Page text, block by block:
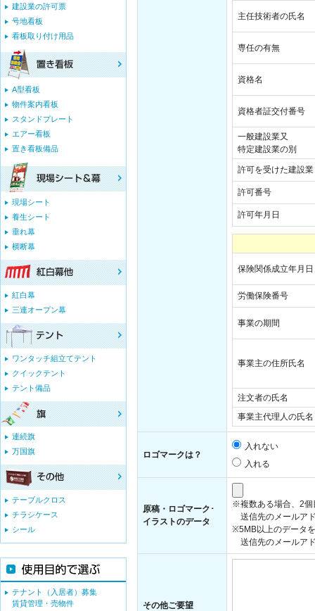
主任技術者の氏名
専任の有無
資格名
資格者証交付番号
一般建設業又
特定建設業の別
許可を受けた建設業
許可番号
許可年月日
保険関係成立年月日
労働保険番号
事業の期間
事業主の住所氏名
注文者の氏名
事業主代理人の氏名
ロゴマークは？
入れない
入れる
原稿・ロゴマーク･
イラストのデータ
※複数ある場合、2個
送信先のメールア
※5MB以上のデータ
送信先のメールア
その他ご要望
建設業の許可票
号地看板
看板取り付け用品
A型看板
物件案内看板
スタンドプレート
エアー看板
置き看板備品
現場シート
養生シート
垂れ幕
横断幕
紅白幕
三連オープン幕
ワンタッチ組立てテント
クイックテント
テント備品
連続旗
万国旗
テーブルクロス
チラシケース
シール
テナント（入居者）募集
賃貸管理・売物件